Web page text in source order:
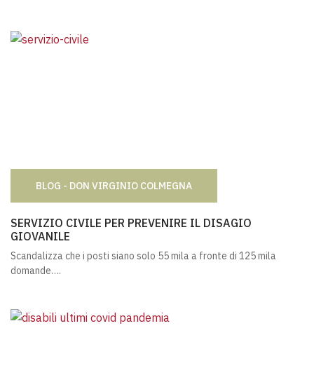
BLOG - DON VIRGINIO COLMEGNA
SERVIZIO CIVILE PER PREVENIRE IL DISAGIO
GIOVANILE
Scandalizza che i posti siano solo 55 mila a fronte di 125 mila
domande….